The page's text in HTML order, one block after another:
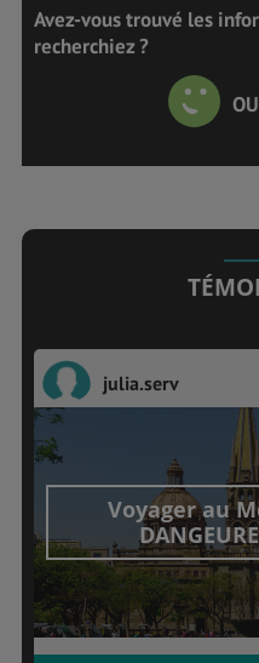
Avez-vous trouvé les
recherchiez ?
julia.serv
Voyager au